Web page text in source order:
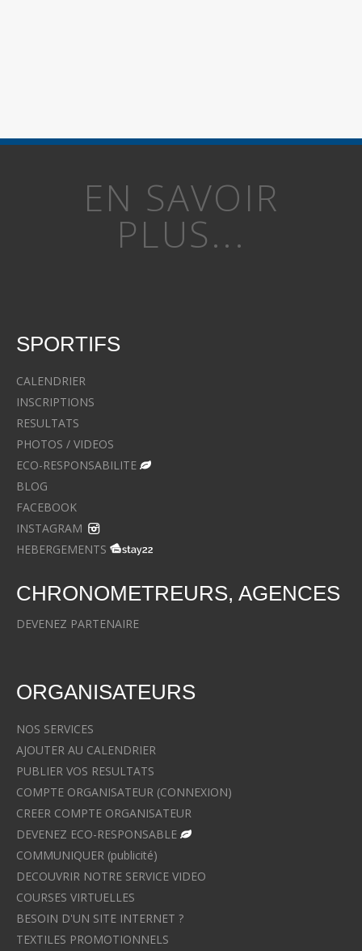
EN SAVOIR
PLUS...
SPORTIFS
CALENDRIER
INSCRIPTIONS
RESULTATS
PHOTOS / VIDEOS
ECO-RESPONSABILITE
BLOG
FACEBOOK
INSTAGRAM
HEBERGEMENTS
CHRONOMETREURS, AGENCES
DEVENEZ PARTENAIRE
ORGANISATEURS
NOS SERVICES
AJOUTER AU CALENDRIER
PUBLIER VOS RESULTATS
COMPTE ORGANISATEUR (CONNEXION)
CREER COMPTE ORGANISATEUR
DEVENEZ ECO-RESPONSABLE
COMMUNIQUER (publicité)
DECOUVRIR NOTRE SERVICE VIDEO
COURSES VIRTUELLES
BESOIN D'UN SITE INTERNET ?
TEXTILES PROMOTIONNELS